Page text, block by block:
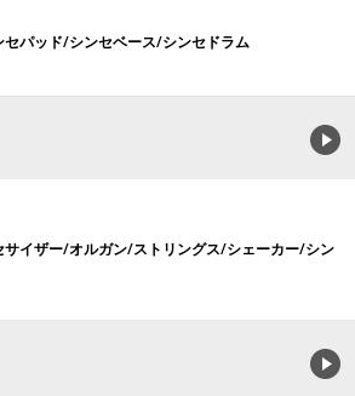
パッド/シンセベース/シンセドラム
サイザー/オルガン/ストリングス/シェーカー/シン